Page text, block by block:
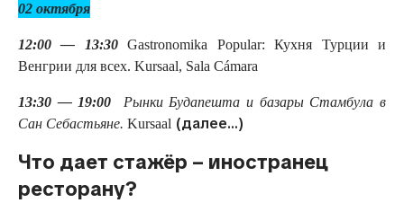
02 октября
12:00 — 13:30Gastronomika Popular: Кухня Турции и
Венгрии для всех. Kursaal, Sala Cámara
13:30 — 19:00
Рынки Будапешта и базары Стамбула в
Сан Себастьяне. Kursaal (далее…)
Что дает стажёр – иностранец
ресторану?